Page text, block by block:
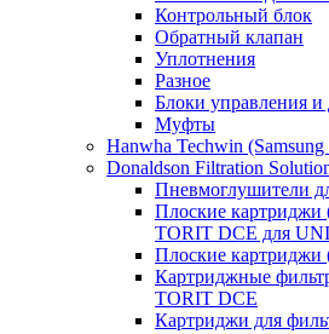
Контрольный блок
Обратный клапан
Уплотнения
Разное
Блоки управления и
Муфты
Hanwha Techwin
Donaldson Filtration
Пневмоглушители
Плоские картриджи
TORIT DCE для
Плоские картриджи
Картриджные
TORIT DCE
Картриджи для